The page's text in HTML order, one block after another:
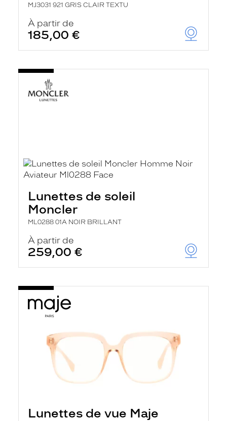
MJ3031 921 GRIS CLAIR TEXTU
À partir de
185,00 €
Lunettes de soleil
Moncler
ML0288 01A NOIR BRILLANT
À partir de
259,00 €
Lunettes de vue Maje